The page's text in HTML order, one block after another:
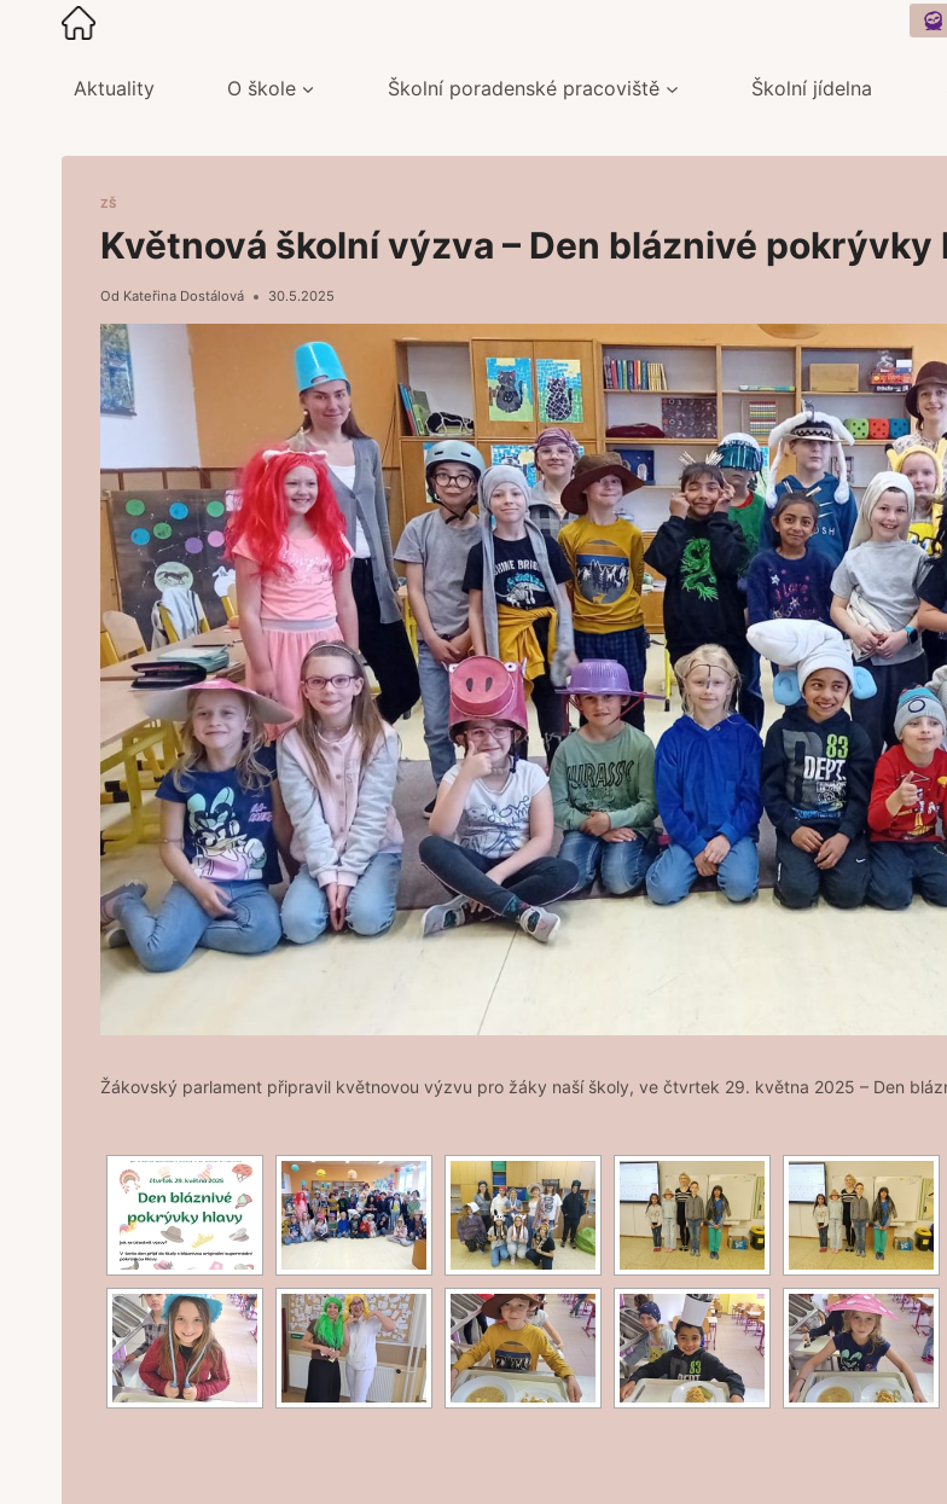
Přeskočit
Aktuality O škole Školní poradenské pracoviště Školní jídelna
ZŠ
Květnová školní výzva – Den bláznivé pokrývky
Od Kateřina Dostálová 30.5.2025
Žákovský parlament připravil květnovou výzvu pro žáky naší školy, ve čtvrtek 29. května 2025 – Den